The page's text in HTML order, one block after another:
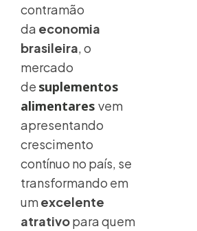
contramão
da economia
brasileira , o
mercado
de suplementos
alimentares vem
apresentando
crescimento
contínuo no país, se
transformando em
umexcelente
atrativopara quem